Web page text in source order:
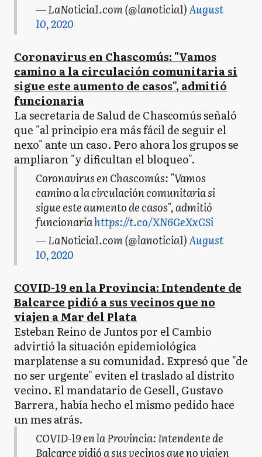
— LaNoticia1.com (@lanoticia1)August
10, 2020
Coronavirus en Chascomús: "Vamos
camino a la circulación comunitaria si
sigue este aumento de casos", admitió
funcionaria
La secretaria de Salud de Chascomús señaló
que "al principio era más fácil de seguir el
nexo" ante un caso. Pero ahora los grupos se
ampliaron "y dificultan el bloqueo".
Coronavirus en Chascomús: "Vamos
camino a la circulación comunitaria si
sigue este aumento de casos", admitió
funcionariahttps://t.co/XN6GeXxGSi
— LaNoticia1.com (@lanoticia1)August
10, 2020
COVID-19 en la Provincia: Intendente de
Balcarce pidió a sus vecinos que no
viajen a Mar del Plata
Esteban Reino de Juntos por el Cambio
advirtió la situación epidemiológica
marplatense a su comunidad. Expresó que "de
no ser urgente" eviten el traslado al distrito
vecino. El mandatario de Gesell, Gustavo
Barrera, había hecho el mismo pedido hace
un mes atrás.
COVID-19 en la Provincia: Intendente de
Balcarce pidió a sus vecinos que no viajen